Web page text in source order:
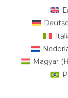
Magyar(